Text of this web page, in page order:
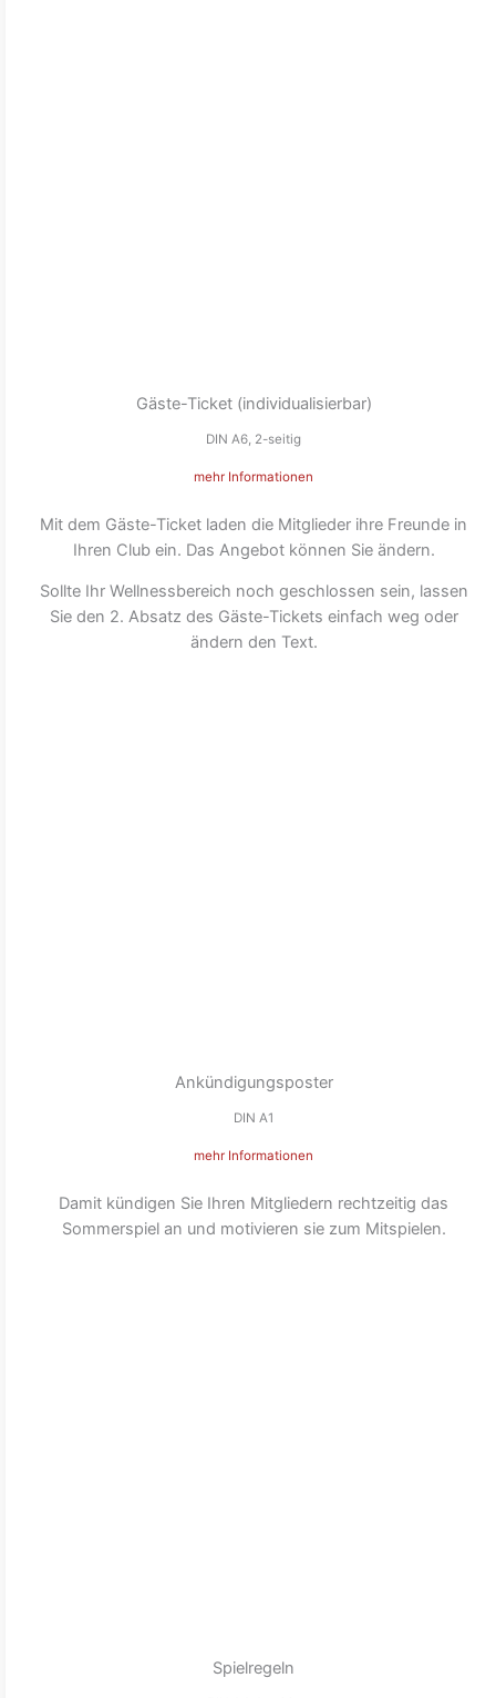
Gäste-Ticket (individualisierbar)
DIN A6, 2-seitig
mehr Informationen
Mit dem Gäste-Ticket laden die Mitglieder ihre Freunde in
Ihren Club ein. Das Angebot können Sie ändern.
Sollte Ihr Wellnessbereich noch geschlossen sein, lassen
Sie den 2. Absatz des Gäste-Tickets einfach weg oder
ändern den Text.
Ankündigungsposter
DIN A1
mehr Informationen
Damit kündigen Sie Ihren Mitgliedern rechtzeitig das
Sommerspiel an und motivieren sie zum Mitspielen.
Spielregeln